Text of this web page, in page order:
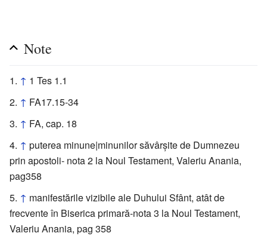
Note
↑ 1 Tes 1.1
↑ FA17.15-34
↑ FA, cap. 18
↑ puterea minune|minunilor săvârşite de Dumnezeu
prin apostoli- nota 2 la Noul Testament, Valeriu Anania,
pag358
↑ manifestările vizibile ale Duhului Sfânt, atât de
frecvente în Biserica primară-nota 3 la Noul Testament,
Valeriu Anania, pag 358